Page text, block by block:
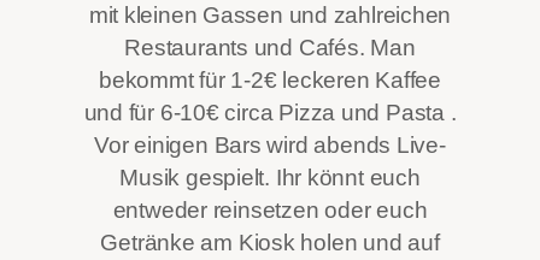
mit kleinen Gassen und zahlreichen
Restaurants und Cafés. Man
bekommt für 1-2€ leckeren Kaffee
und für 6-10€ circa Pizza und Pasta .
Vor einigen Bars wird abends Live-
Musik gespielt. Ihr könnt euch
entweder reinsetzen oder euch
Getränke am Kiosk holen und auf